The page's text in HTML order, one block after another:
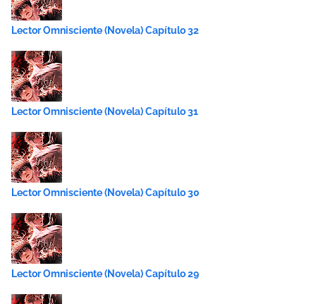
Lector Omnisciente (Novela) Capítulo 32
Lector Omnisciente (Novela) Capítulo 31
Lector Omnisciente (Novela) Capítulo 30
Lector Omnisciente (Novela) Capítulo 29